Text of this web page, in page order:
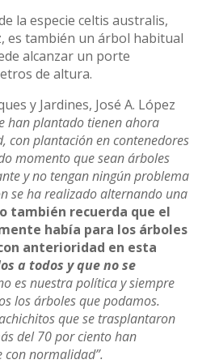
la especie celtis australis,
es también un árbol habitual
alcanzar un porte
de altura.
y Jardines, José A. López
han plantado tienen ahora
con plantación en contenedores
momento que sean árboles
y no tengan ningún problema
se ha realizado alternando una
también recuerda que el
había para los árboles
anterioridad en esta
a todos y que no se
es nuestra política y siempre
los árboles que podamos.
que se trasplantaron
del 70 por ciento han
normalidad”.